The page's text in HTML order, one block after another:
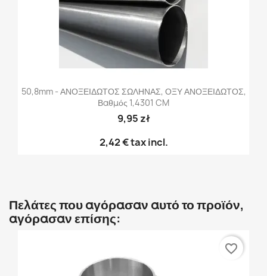
50,8mm - ΑΝΟΞΕΙΔΩΤΟΣ ΣΩΛΗΝΑΣ, ΟΞΥ ΑΝΟΞΕΙΔΩΤΟΣ,
Βαθμός 1,4301 CM
9,95 zł
2,42 €tax incl.
Πελάτες που αγόρασαν αυτό το προϊόν,
αγόρασαν επίσης:
favorite_border